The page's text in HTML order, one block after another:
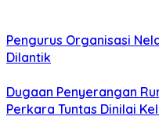
Pengurus Organisasi
Dilantik
Dugaan Penyerangan
Perkara Tuntas Dinilai